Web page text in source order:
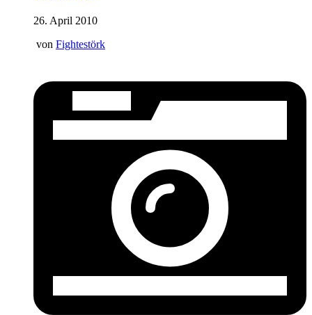
26. April 2010
von Fightestörk